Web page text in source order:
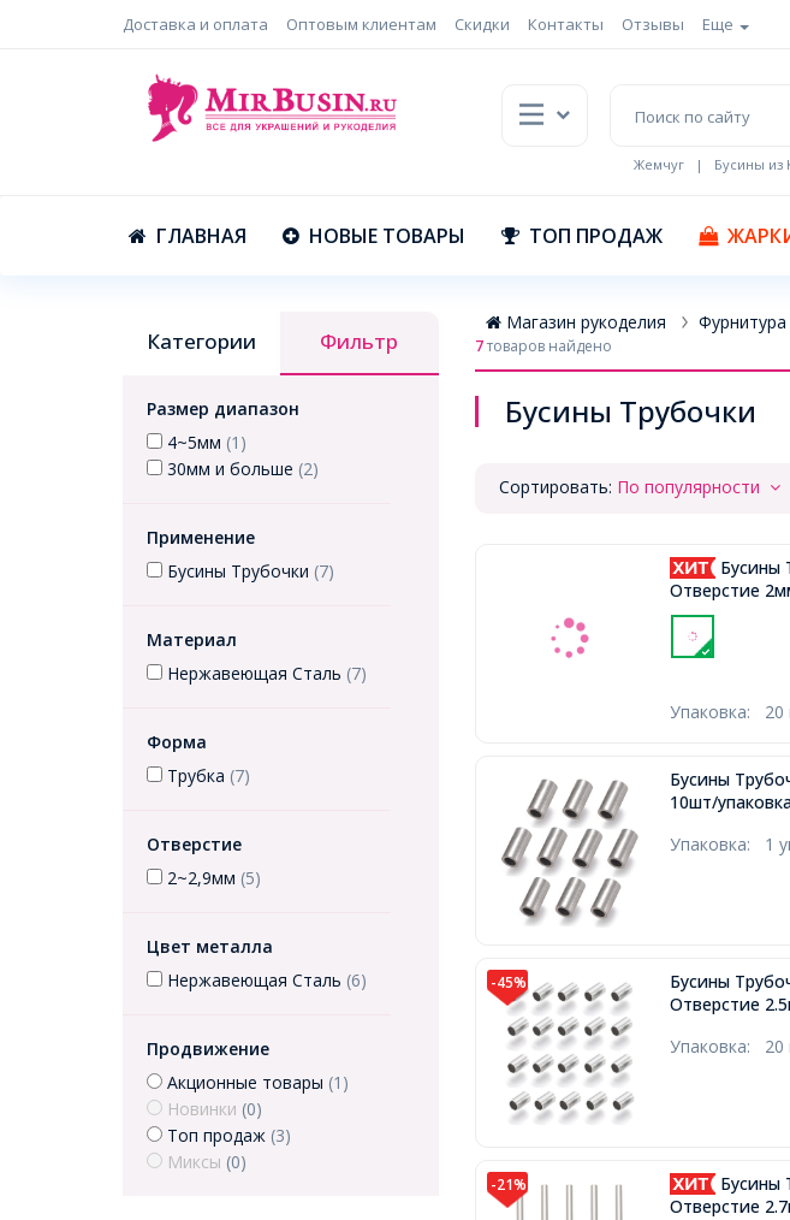
Доставка и оплата Оптовым клиентам Скидки Контакты Отзывы Еще
Жемчуг | Бусины из
ГЛАВНАЯ НОВЫЕ ТОВАРЫ ТОП ПРОДАЖ
Категории Фильтр
Размер диапазон
4~5мм (1)
30мм и больше (2)
Применение
Бусины Трубочки (7)
Материал
Нержавеющая Сталь (7)
Форма
Трубка (7)
Отверстие
2~2,9мм (5)
Цвет металла
Нержавеющая Сталь (6)
Продвижение
Акционные товары (1)
Новинки (0)
Топ продаж (3)
Миксы (0)
Магазин рукоделия
7товаров найдено
Бусины Трубочки
Сортировать: По популярности
Бусины
Отверстие
Упаковка: 20
Бусины
10шт/
Упаковка: 1
-45%
Бусины
Отверстие
Упаковка: 20
-21%
Бусины
Отверстие